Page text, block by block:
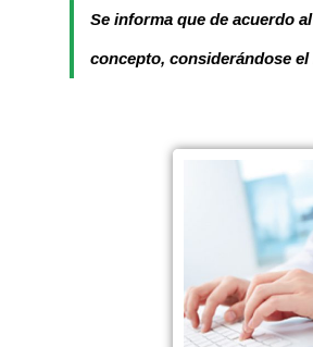
Se informa que de acuerdo
concepto, considerándose el